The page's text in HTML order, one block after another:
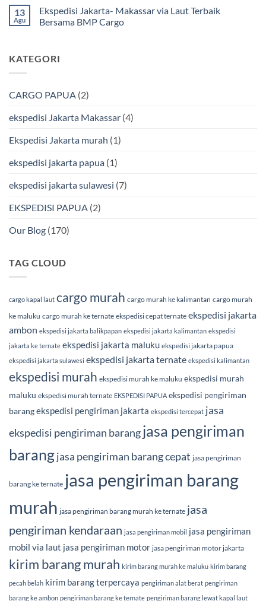
BMP
Cargo
Kapal
Laut
Via
Laut
Murah
Bmp
Cargo
komentar
pada
Ekspedisi
Laut
Bersama
&
13
Agu
Ekspedisi Jakarta- Makassar via Laut Terbaik
Bersama BMP Cargo
pada
Ekspedisi
Laut
BMP
KATEGORI
CARGO PAPUA (2)
ekspedisi Jakarta Makassar (4)
Ekspedisi Jakarta murah (1)
ekspedisi jakarta papua (1)
ekspedisi jakarta sulawesi (7)
EKSPEDISI PAPUA (2)
Our Blog (170)
TAG CLOUD
cargo kapal laut cargo murah cargo murah ke kalimantan cargo murah
ke maluku cargo murah ke ternate ekspedisi cepat ternate ekspedisi jakarta
ambon ekspedisi jakarta balikpapan ekspedisi jakarta kalimantan ekspedisi
jakarta ke ternate ekspedisi jakarta maluku ekspedisi jakarta papua
ekspedisi jakarta sulawesi ekspedisi jakarta ternate ekspedisi kalimantan
ekspedisi murah ekspedisi murah ke maluku ekspedisi murah
maluku ekspedisi murah ternate EKSPEDISI PAPUA ekspedisi pengiriman
barangekspedisi pengiriman jakarta ekspedisi tercepat jasa
ekspedisi pengiriman barangjasa pengiriman
barangjasa pengiriman barang cepat jasa pengiriman
barang ke ternate jasa pengiriman barang
murah jasa pengiriman barang murah ke ternate jasa
pengiriman kendaraan jasa pengiriman mobil
jasa pengiriman
mobil via laut jasa pengiriman motor jasa pengiriman motor jakarta
kirim barang murah kirim barang murah ke maluku kirim barang
pecah belah kirim barang terpercaya pengiriman alat berat pengiriman
barang ke ambon pengiriman barang ke ternate pengiriman barang lewat kapal laut